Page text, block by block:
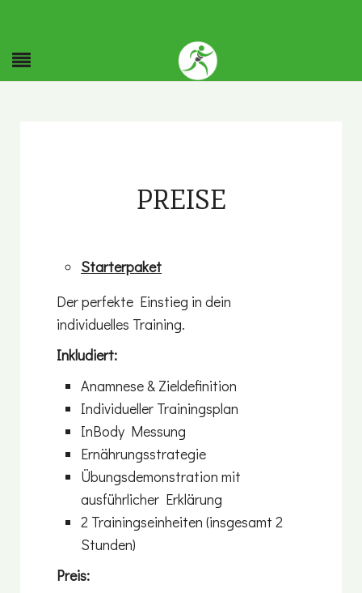
PREISE
Starterpaket
Der perfekte Einstieg in dein
individuelles Training.
Inkludiert:
Anamnese & Zieldefinition
Individueller Trainingsplan
InBody Messung
Ernährungsstrategie
Übungsdemonstration mit
ausführlicher Erklärung
2 Trainingseinheiten (insgesamt 2
Stunden)
Preis: